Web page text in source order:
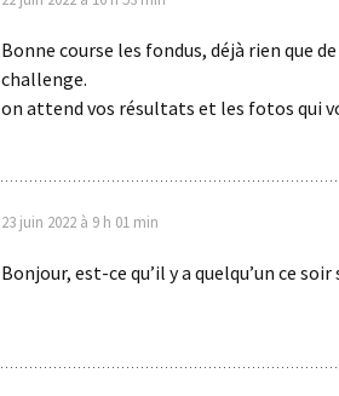
Bonne course les fondus, déjà rien que
challenge.
on attend vos résultats et les fotos qui
23 juin 2022 à 9 h 01 min
Bonjour, est-ce qu’il y a quelqu’un ce soir